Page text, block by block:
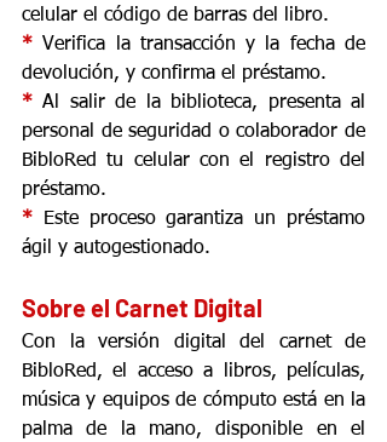
celular el código de barras del libro.
* Verifica la transacción y la fecha de
devolución, y confirma el préstamo.
* Al salir de la biblioteca, presenta al
personal de seguridad o colaborador de
BibloRed tu celular con el registro del
préstamo.
* Este proceso garantiza un préstamo
ágil y autogestionado.
Sobre el Carnet Digital
Con la versión digital del carnet de
BibloRed, el acceso a libros, películas,
música y equipos de cómputo está en la
palma de la mano, disponible en el